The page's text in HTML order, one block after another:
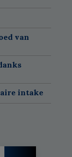
van
intake